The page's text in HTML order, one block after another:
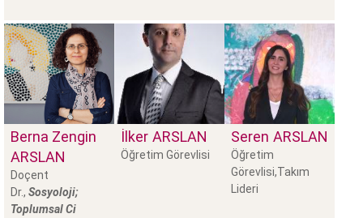
Berna Zengin
ARSLAN
Doçent
Dr., Sosyoloji;
Toplumsal Ci
İlker ARSLAN
Öğretim Görevlisi
Seren ARSLAN
Öğretim
Görevlisi,Takım
Lideri